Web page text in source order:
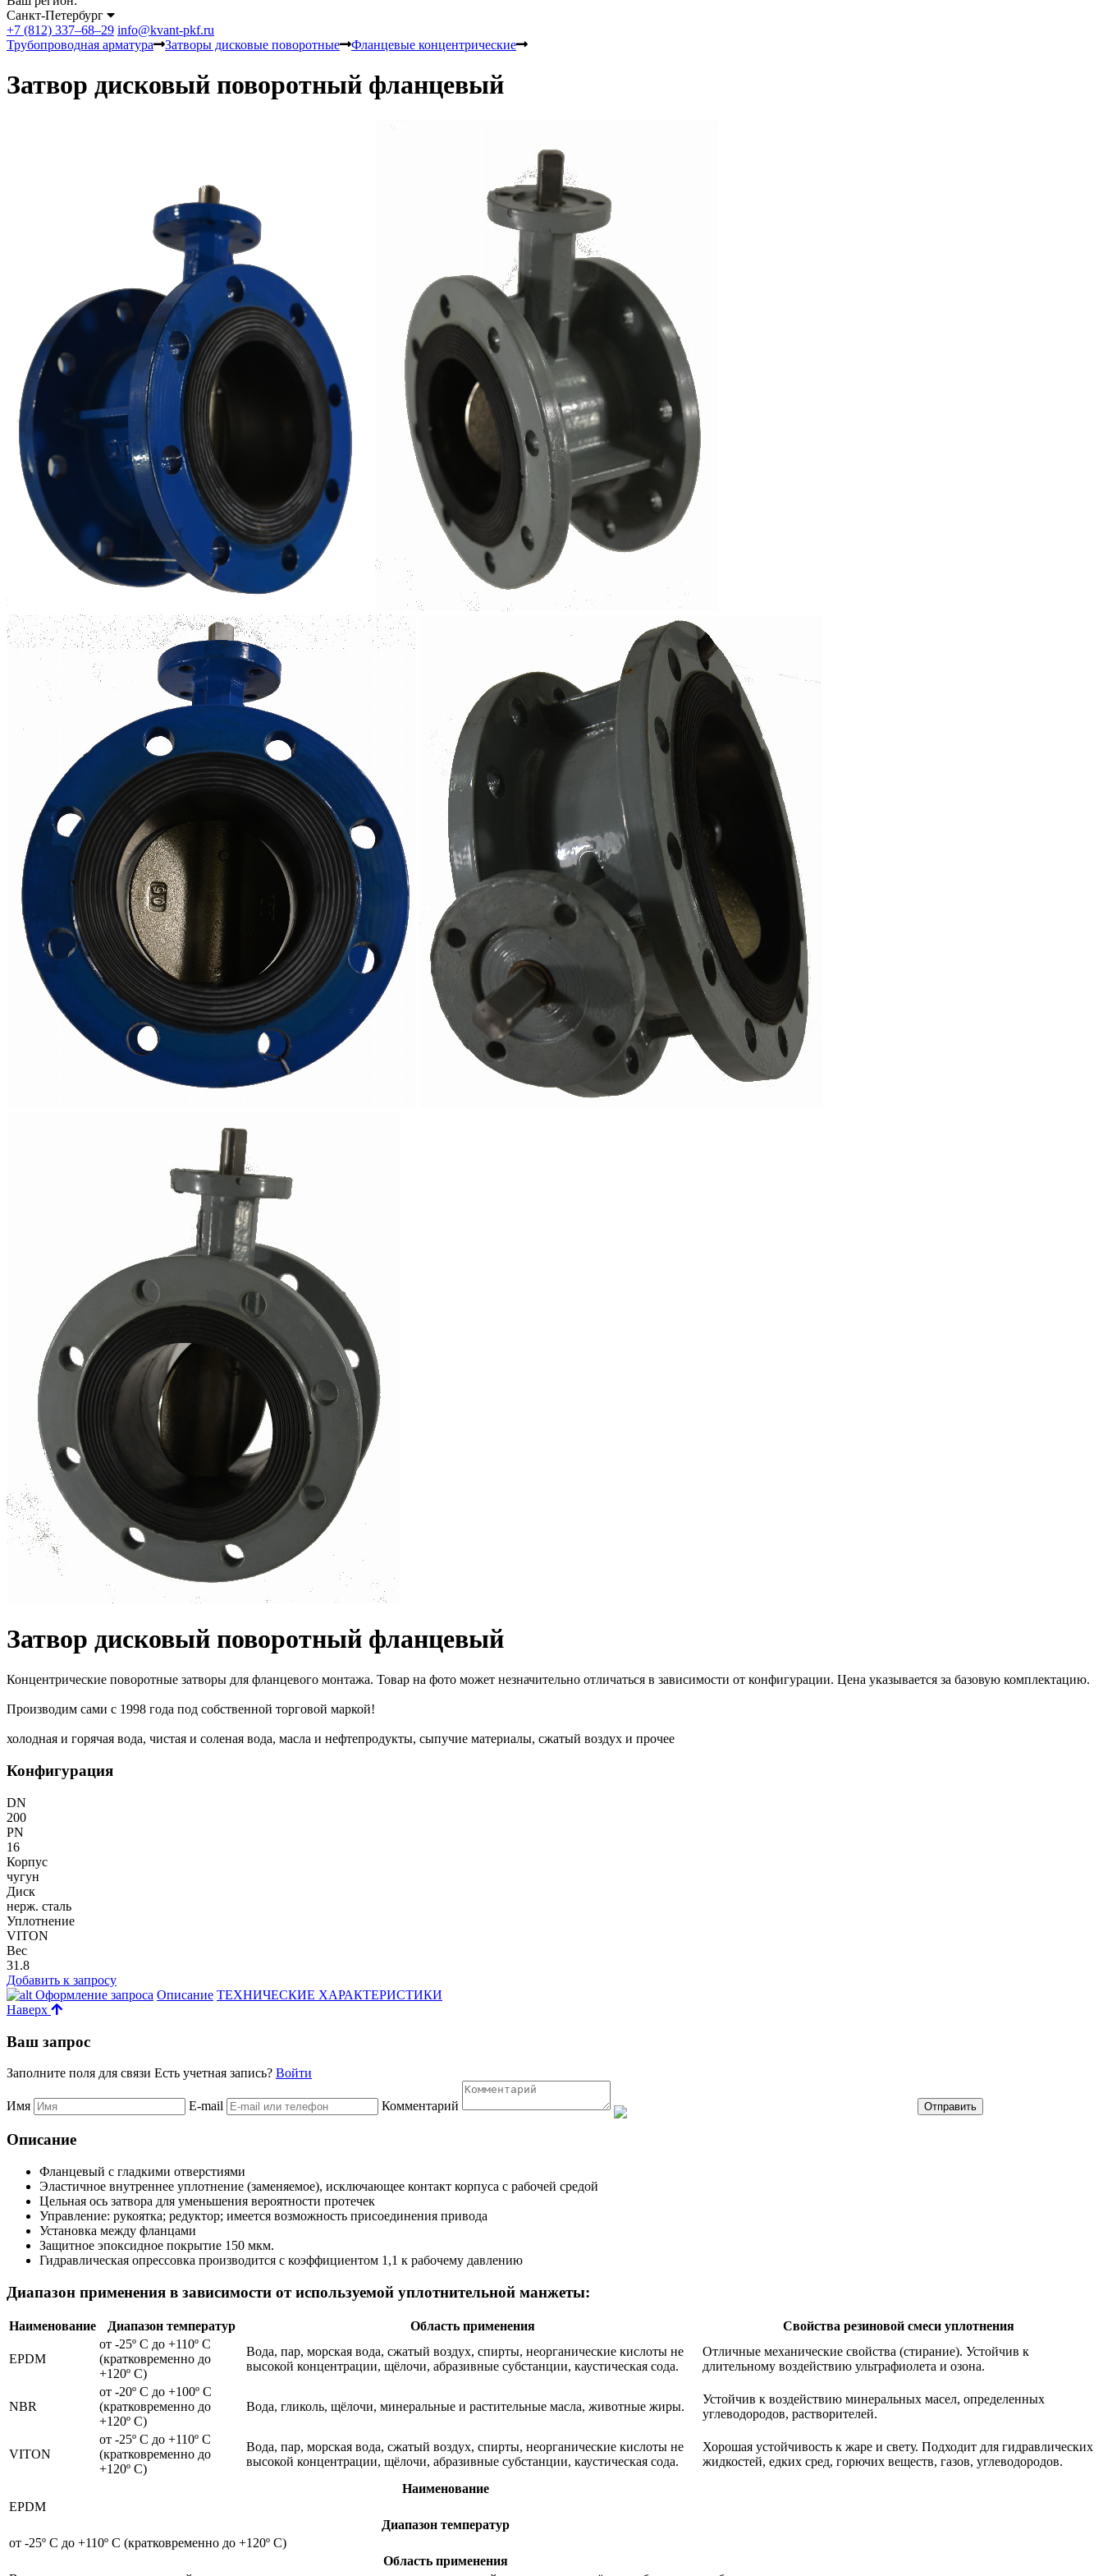
Санкт-Петербург
+7 (812) 337–68–29 info@kvant-pkf.ru
Трубопроводная арматура
Затворы дисковые поворотные Фланцевые концентрические
Затвор дисковый поворотный фланцевый
Затвор дисковый поворотный фланцевый
Концентрические поворотные затворы для фланцевого монтажа. Товар на фото может незначительно отличаться в зависимости от конфигурации. Цена указывается за базовую комплектацию.
Производим сами с 1998 года под собственной торговой маркой!
холодная и горячая вода, чистая и соленая вода, масла и нефтепродукты, сыпучие материалы, сжатый воздух и прочее
Конфигурация
DN
200
PN
16
Корпус
чугун
Диск
нерж. сталь
Уплотнение
VITON
Вес
31.8
Добавить к запросу
Оформление запроса Описание ТЕХНИЧЕСКИЕ ХАРАКТЕРИСТИКИ
Наверх
Ваш запрос
Заполните поля для связи Есть учетная запись? Войти
Имя E-mail Комментарий
Описание
Фланцевый с гладкими отверстиями
Эластичное внутреннее уплотнение (заменяемое), исключающее контакт корпуса с рабочей средой
Цельная ось затвора для уменьшения вероятности протечек
Управление: рукоятка; редуктор; имеется возможность присоединения привода
Установка между фланцами
Защитное эпоксидное покрытие 150 мкм.
Гидравлическая опрессовка производится с коэффициентом 1,1 к рабочему давлению
Диапазон применения в зависимости от используемой уплотнительной манжеты:
Наименование Диапазон температур Область применения Свойства резиновой смеси уплотнения
EPDM
от -25º С до +110º С
(кратковременно до
+120º С)
Вода, пар, морская вода, сжатый воздух, спирты, неорганические кислоты не
высокой концентрации, щёлочи, абразивные субстанции, каустическая сода.
Отличные механические свойства (стирание). Устойчив к
длительному воздействию ультрафиолета и озона.
NBR
от -20º С до +100º С
(кратковременно до
+120º С)
Вода, гликоль, щёлочи, минеральные и растительные масла, животные жиры.
Устойчив к воздействию минеральных масел, определенных
углеводородов, растворителей.
VITON
от -25º С до +110º С
(кратковременно до
+120º С)
Вода, пар, морская вода, сжатый воздух, спирты, неорганические кислоты не
высокой концентрации, щёлочи, абразивные субстанции, каустическая сода.
Хорошая устойчивость к жаре и свету. Подходит для гидравлических
жидкостей, едких сред, горючих веществ, газов, углеводородов.
Наименование
EPDM
Диапазон температур
от -25º С до +110º С (кратковременно до +120º С)
Область применения